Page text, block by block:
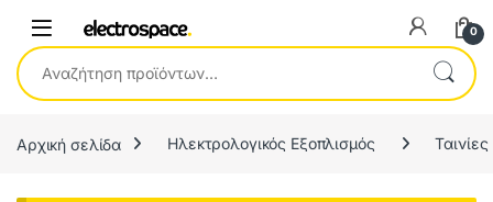
0
Αναζήτηση για:
Αρχική σελίδα Ηλεκτρολογικός Εξοπλισμός